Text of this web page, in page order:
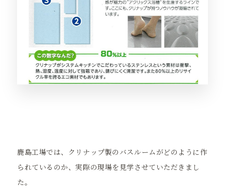
鹿島工場では、クリナップ製のバスルームがどのように作
られているのか、実際の現場を見学させていただきまし
た。